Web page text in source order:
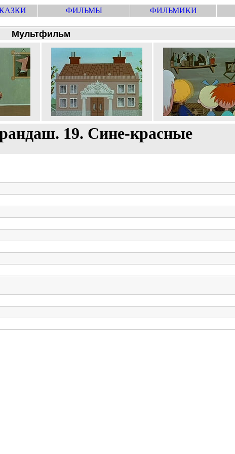
ФИЛЬМЫ ФИЛЬМИКИ
Мультфильм
19. Сине-красные